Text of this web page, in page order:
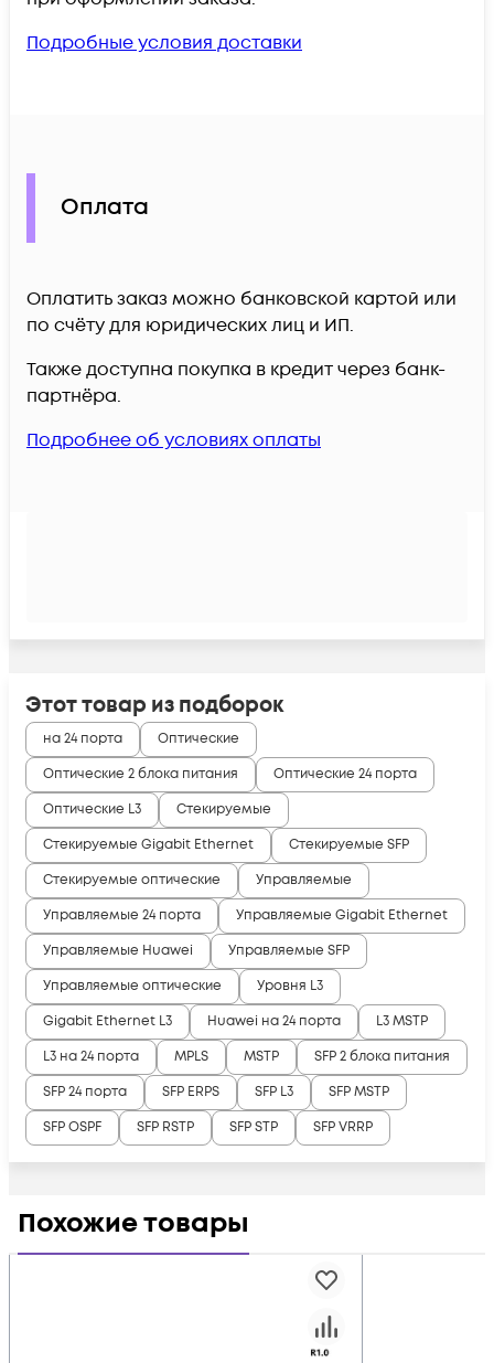
Подробные условия доставки
Оплата
Оплатить заказ можно банковской картой или
по счёту для юридических лиц и ИП.
Также доступна покупка в кредит через банк-
партнёра.
Подробнее об условиях оплаты
Этот товар из подборок
на 24 порта
Оптические
Оптические 2 блока питания
Оптические 24 порта
Оптические L3
Стекируемые
Стекируемые Gigabit Ethernet
Стекируемые SFP
Стекируемые оптические
Управляемые
Управляемые 24 порта
Управляемые Gigabit Ethernet
Управляемые Huawei
Управляемые SFP
Управляемые оптические
Уровня L3
Gigabit Ethernet L3
Huawei на 24 порта
L3 MSTP
L3 на 24 порта
MPLS MSTP
SFP 2 блока питания
SFP 24 порта
SFP ERPS SFP L3
SFP MSTP
SFP OSPF
SFP RSTP SFP STP SFP VRRP
Похожие товары